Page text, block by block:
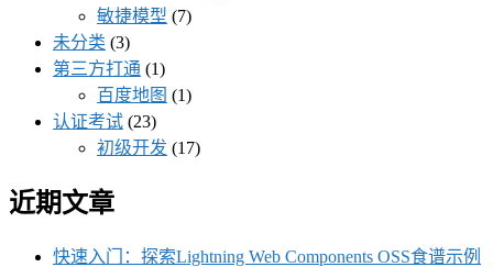
敏捷模型 (7)
未分类 (3)
第三方打通 (1)
百度地图 (1)
认证考试 (23)
初级开发 (17)
近期文章
快速入门：探索Lightning Web Components OSS食谱示例